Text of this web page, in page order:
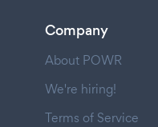
Company
About POWR
We're hiring!
Terms of Service